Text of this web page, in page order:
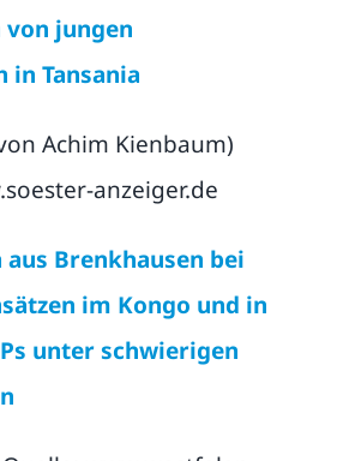
jungen
in Tansania
Achim Kienbaum)
anzeiger.de
aus Brenkhausen bei
im Kongo und in
unter schwierigen